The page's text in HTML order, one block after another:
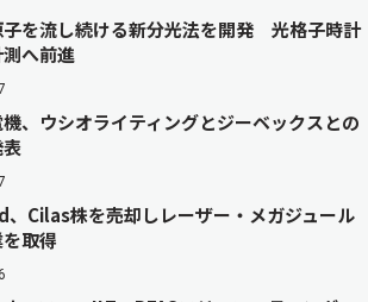
子を流し続ける新分光法を開発 光格子時計
へ前進
、ウシオライティングとジーベックスとの
Cilas株を売却しレーザー・メガジュール
取得